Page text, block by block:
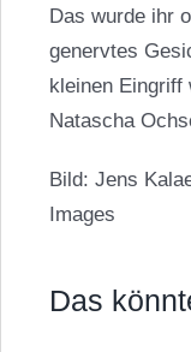
Das wurde ihr
genervtes
kleinen
Natascha
Bild: Jens
Images
Das